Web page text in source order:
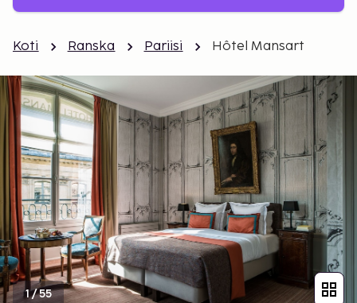
Koti Ranska Pariisi Hôtel Mansart
1/55